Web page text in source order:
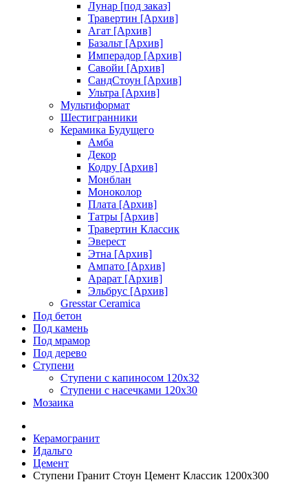
Лунар [под заказ]
Травертин [Архив]
Агат [Архив]
Базальт [Архив]
Имперадор [Архив]
Савойи [Архив]
СандСтоун [Архив]
Ультра [Архив]
Мультиформат
Шестигранники
Керамика Будущего
Амба
Декор
Кодру [Архив]
Монблан
Моноколор
Плата [Архив]
Татры [Архив]
Травертин Классик
Эверест
Этна [Архив]
Ампато [Архив]
Арарат [Архив]
Эльбрус [Архив]
Gresstar Ceramica
Под бетон
Под камень
Под мрамор
Под дерево
Ступени
Ступени с капиносом 120х32
Ступени с насечками 120х30
Мозаика
Керамогранит
Идальго
Цемент
Ступени Гранит Стоун Цемент Классик 1200х300